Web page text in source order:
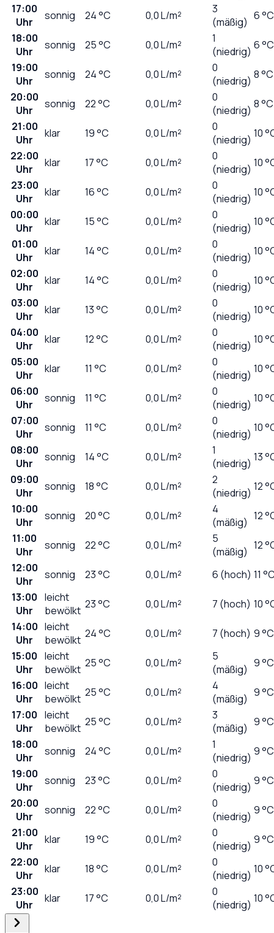
17:00
Uhr
sonnig 24°C 0,0L/m²
3
(mäßig) 6 °C
18:00
Uhr
sonnig 25°C 0,0L/m²
1
(niedrig) 6 °C
19:00
Uhr
sonnig 24°C 0,0L/m²
0
(niedrig) 8 °C
20:00
Uhr
sonnig 22°C 0,0L/m²
0
(niedrig) 8 °C
21:00
Uhr
klar 19°C 0,0L/m²
0
(niedrig) 10
22:00
Uhr
klar 17°C 0,0L/m²
0
(niedrig) 10
23:00
Uhr
klar 16°C 0,0L/m²
0
(niedrig) 10
00:00
Uhr
klar 15°C 0,0L/m²
0
(niedrig) 10
01:00
Uhr
klar 14°C 0,0L/m²
0
(niedrig) 10
02:00
Uhr
klar 14°C 0,0L/m²
0
(niedrig) 10
03:00
Uhr
klar 13°C 0,0L/m²
0
(niedrig) 10
04:00
Uhr
klar 12°C 0,0L/m²
0
(niedrig) 10
05:00
Uhr
klar 11 °C 0,0L/m²
0
(niedrig) 10
06:00
Uhr
sonnig 11 °C 0,0L/m²
0
(niedrig) 10
07:00
Uhr
sonnig 11 °C 0,0L/m²
0
(niedrig) 10
08:00
Uhr
sonnig 14°C 0,0L/m²
1
(niedrig) 13
09:00
Uhr
sonnig 18°C 0,0L/m²
2
(niedrig) 12
10:00
Uhr
sonnig 20°C 0,0L/m²
4
(mäßig) 12
11:00
Uhr
sonnig 22°C 0,0L/m²
5
(mäßig) 12
12:00
Uhr
sonnig 23°C 0,0L/m² 6 (hoch) 11
13:00
Uhr
leicht
bewölkt 23°C 0,0L/m² 7 (hoch) 10
14:00
Uhr
leicht
bewölkt 24°C 0,0L/m² 7 (hoch) 9 °C
15:00
Uhr
leicht
bewölkt 25°C 0,0L/m²
5
(mäßig) 9 °C
16:00
Uhr
leicht
bewölkt 25°C 0,0L/m²
4
(mäßig) 9 °C
17:00
Uhr
leicht
bewölkt 25°C 0,0L/m²
3
(mäßig) 9 °C
18:00
Uhr
sonnig 24°C 0,0L/m²
1
(niedrig) 9 °C
19:00
Uhr
sonnig 23°C 0,0L/m²
0
(niedrig) 9 °C
20:00
Uhr
sonnig 22°C 0,0L/m²
0
(niedrig) 9 °C
21:00
Uhr
klar 19°C 0,0L/m²
0
(niedrig) 9 °C
22:00
Uhr
klar 18°C 0,0L/m²
0
(niedrig) 10
23:00
Uhr
klar 17°C 0,0L/m²
0
(niedrig) 10